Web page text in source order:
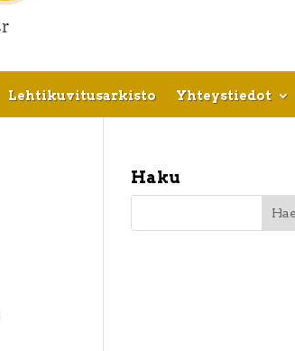
Lehtikuvitusarkisto Yhteystiedot
Haku